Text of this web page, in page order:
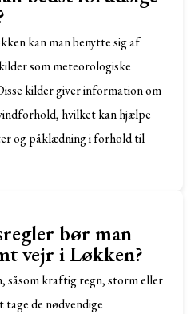
kan man benytte sig af
som meteorologiske
kilder giver information om
hvilket kan hjælpe
og påklædning i forhold til
bør man
vejr i Løkken?
såsom kraftig regn, storm eller
de nødvendige